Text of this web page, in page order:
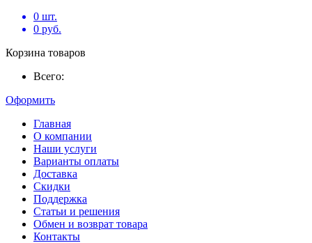
0 шт.
0 руб.
Корзина товаров
Всего:
Оформить
Главная
О компании
Наши услуги
Варианты оплаты
Доставка
Скидки
Поддержка
Статьи и решения
Обмен и возврат товара
Контакты